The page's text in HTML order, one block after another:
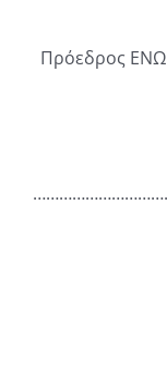
Πρόεδρος